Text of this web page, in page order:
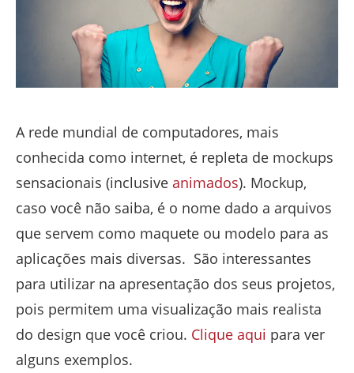
A rede mundial de computadores, mais
conhecida como internet, é repleta de mockups
sensacionais (inclusive animados). Mockup,
caso você não saiba, é o nome dado a arquivos
que servem como maquete ou modelo para as
aplicações mais diversas. São interessantes
para utilizar na apresentação dos seus projetos,
pois permitem uma visualização mais realista
do design que você criou. Clique aqui para ver
alguns exemplos.